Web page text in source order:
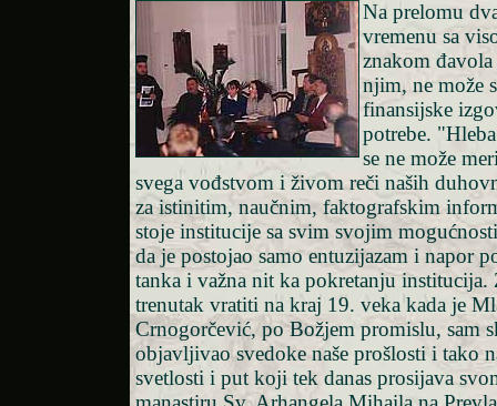
Na prelomu
vremenu sa
znakom
njim, ne može
finansijske
potrebe.
se ne može
svega vođstvom i živom reči naših
za istinitim, naučnim, faktografskim
stoje institucije sa svim svojim
da je postojao samo entuzijazam i napor
tanka i važna nit ka pokretanju institucija.
trenutak vratiti na kraj 19. veka kada je
Crnogorčević, po Božjem promislu, sam
objavljivao svedoke naše prošlosti i tako
svetlosti i put koji tek danas prosijava